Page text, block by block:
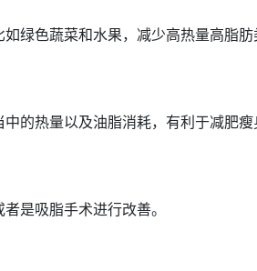
绿色蔬菜和水果，减少高热量高脂
的热量以及油脂消耗，有利于减肥瘦
是吸脂手术进行改善。